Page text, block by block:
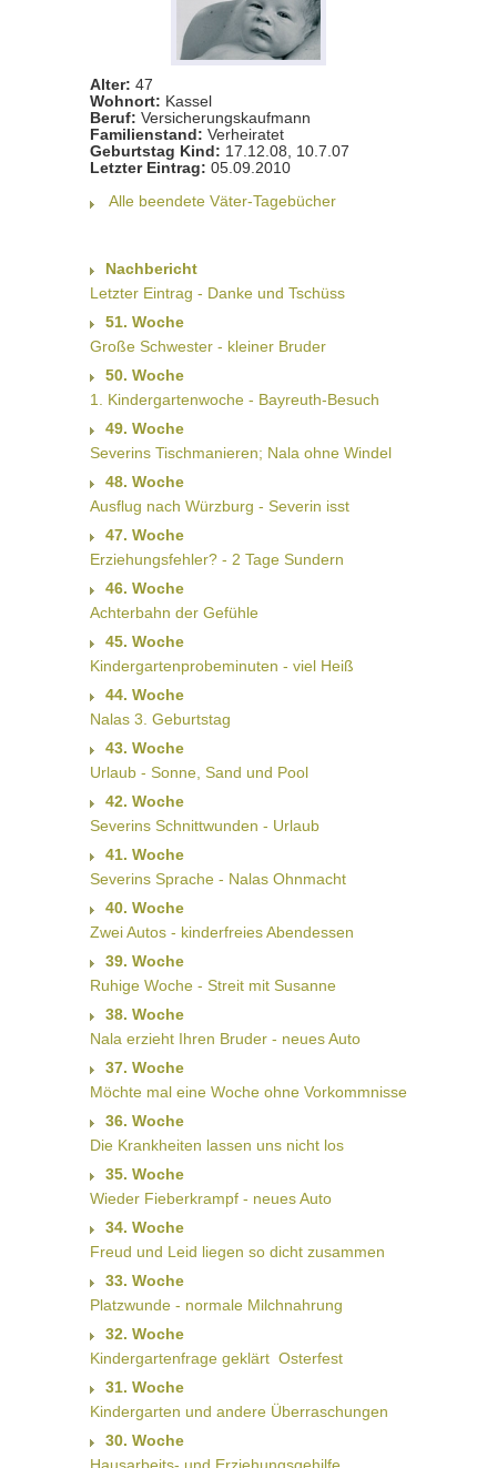
Alter: 47
Wohnort: Kassel
Beruf: Versicherungskaufmann
Familienstand: Verheiratet
Geburtstag Kind: 17.12.08, 10.7.07
Letzter Eintrag: 05.09.2010
Alle beendete Väter-Tagebücher
Nachbericht
Letzter Eintrag - Danke und Tschüss
51. Woche
Große Schwester - kleiner Bruder
50. Woche
1. Kindergartenwoche - Bayreuth-Besuch
49. Woche
Severins Tischmanieren; Nala ohne Windel
48. Woche
Ausflug nach Würzburg - Severin isst
47. Woche
Erziehungsfehler? - 2 Tage Sundern
46. Woche
Achterbahn der Gefühle
45. Woche
Kindergartenprobeminuten - viel Heiß
44. Woche
Nalas 3. Geburtstag
43. Woche
Urlaub - Sonne, Sand und Pool
42. Woche
Severins Schnittwunden - Urlaub
41. Woche
Severins Sprache - Nalas Ohnmacht
40. Woche
Zwei Autos - kinderfreies Abendessen
39. Woche
Ruhige Woche - Streit mit Susanne
38. Woche
Nala erzieht Ihren Bruder - neues Auto
37. Woche
Möchte mal eine Woche ohne Vorkommnisse
36. Woche
Die Krankheiten lassen uns nicht los
35. Woche
Wieder Fieberkrampf - neues Auto
34. Woche
Freud und Leid liegen so dicht zusammen
33. Woche
Platzwunde - normale Milchnahrung
32. Woche
Kindergartenfrage geklärt  Osterfest
31. Woche
Kindergarten und andere Überraschungen
30. Woche